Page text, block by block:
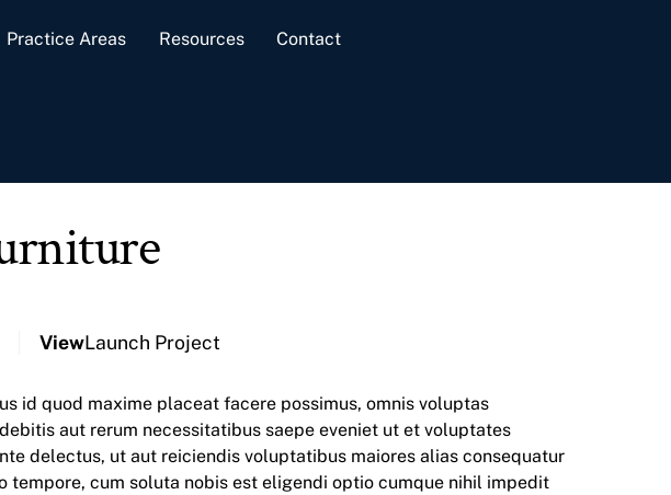
Practice Areas Resources Contact
ViewLaunch Project
id quod maxime placeat facere possimus, omnis voluptas
aut rerum necessitatibus saepe eveniet ut et voluptates
delectus, ut aut reiciendis voluptatibus maiores alias consequatur
cum soluta nobis est eligendi optio cumque nihil impedit